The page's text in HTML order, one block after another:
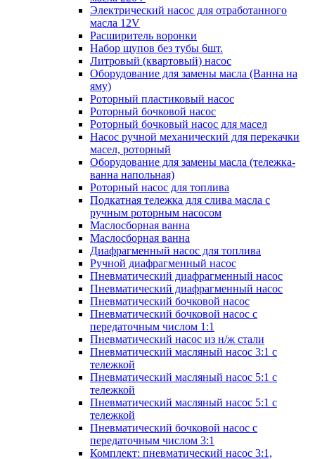
Электрический насос для отработанного
масла 12V
Расширитель воронки
Набор щупов без тубы 6шт.
Литровый (квартовый) насос
Оборудование для замены масла (Ванна на
яму)
Роторный пластиковый насос
Роторный бочковой насос
Роторный бочковый насос для масел
Насос ручной механический для перекачки
масел, роторный
Оборудование для замены масла (тележка-
ванна напольная)
Роторный насос для топлива
Подкатная тележка для слива масла с
ручным роторным насосом
Маслосборная ванна
Маслосборная ванна
Диафрагменный насос для топлива
Ручной диафрагменный насос
Пневматический диафрагменный насос
Пневматический диафрагменный насос
Пневматический бочковой насос
Пневматический бочковой насос с
передаточным числом 1:1
Пневматический насос из н/ж стали
Пневматический масляный насос 3:1 с
тележкой
Пневматический масляный насос 5:1 с
тележкой
Пневматический масляный насос 5:1 с
тележкой
Пневматический бочковой насос с
передаточным числом 3:1
Комплект: пневматический насос 3:1,